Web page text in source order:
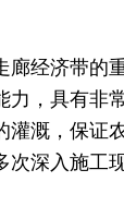
廊经济带的
力，具有非
灌溉，保证
次深入施工